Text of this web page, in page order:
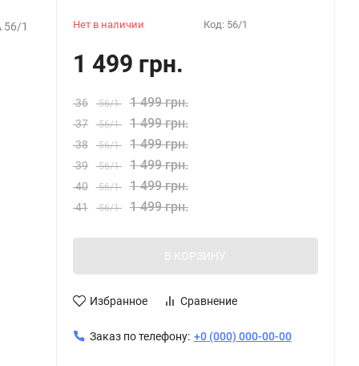
56/1 Нет в наличии Код: 56/1
1 499 грн.
36 56/1 1 499 грн.
37 56/1 1 499 грн.
38 56/1 1 499 грн.
39 56/1 1 499 грн.
40 56/1 1 499 грн.
41 56/1 1 499 грн.
В КОРЗИНУ
Избранное Сравнение
Заказ по телефону: +0 (000) 000-00-00